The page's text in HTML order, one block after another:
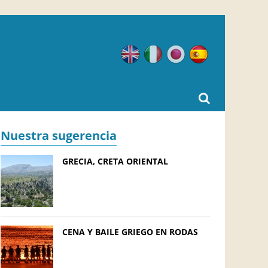
Inglés ItalianoJaponés
Nuestra sugerencia
GRECIA, CRETA ORIENTAL
CENA Y BAILE GRIEGO EN RODAS